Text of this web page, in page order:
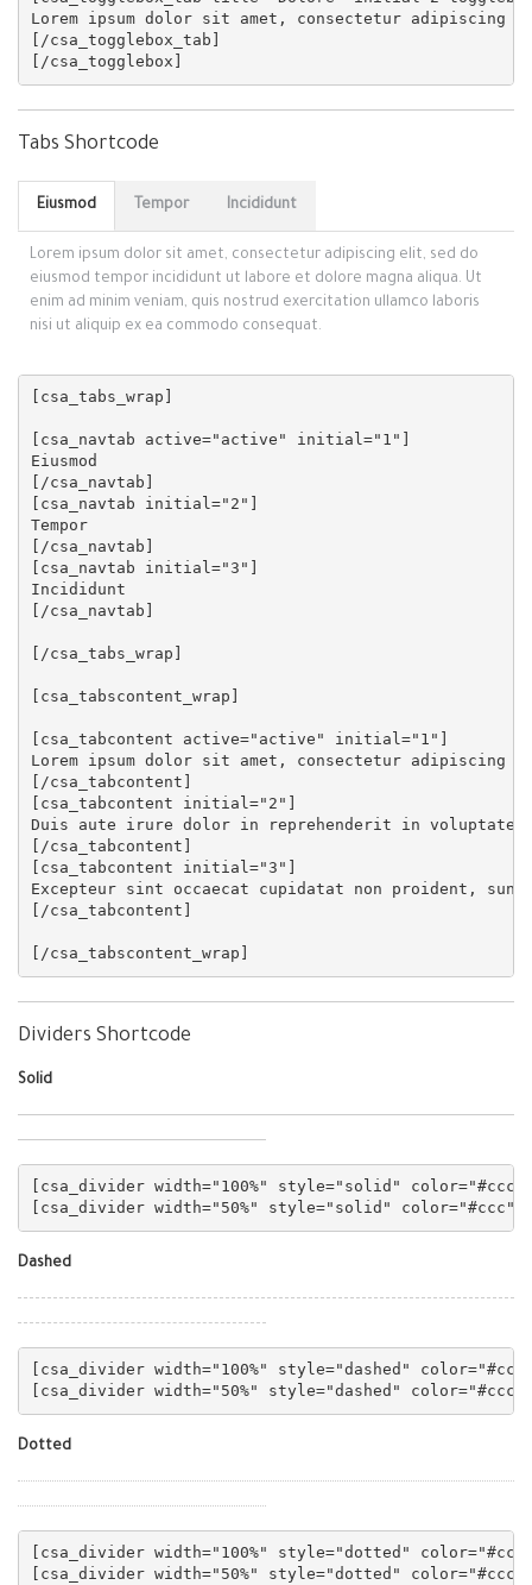
Lorem ipsum dolor sit amet, consectetur adipiscing
[/csa_togglebox_tab]
Tabs Shortcode
Eiusmod Tempor Incididunt
Lorem ipsum dolor sit amet, consectetur adipiscing elit, sed do
eiusmod tempor incididunt ut labore et dolore magna aliqua. Ut
enim ad minim veniam, quis nostrud exercitation ullamco laboris
nisi ut aliquip ex ea commodo consequat.
[csa_tabs_wrap]
[csa_navtab active="active" initial="1"]
Eiusmod
[/csa_navtab]
[csa_navtab initial="2"]
Tempor
[/csa_navtab]
[csa_navtab initial="3"]
Incididunt
[/csa_navtab]
[/csa_tabs_wrap]
[csa_tabscontent_wrap]
[csa_tabcontent active="active" initial="1"]
Lorem ipsum dolor sit amet, consectetur adipiscing
[/csa_tabcontent]
[csa_tabcontent initial="2"]
Duis aute irure dolor in reprehenderit in voluptate
[/csa_tabcontent]
[csa_tabcontent initial="3"]
Excepteur sint occaecat cupidatat non proident,
[/csa_tabcontent]
Dividers Shortcode
Solid
[csa_divider width="100%" style="solid"
Dashed
[csa_divider width="100%" style="dashed"
Dotted
[csa_divider width="100%" style="dotted"